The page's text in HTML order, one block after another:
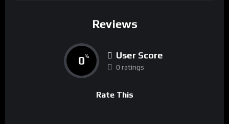
Reviews
0% User Score
0 ratings
Rate This